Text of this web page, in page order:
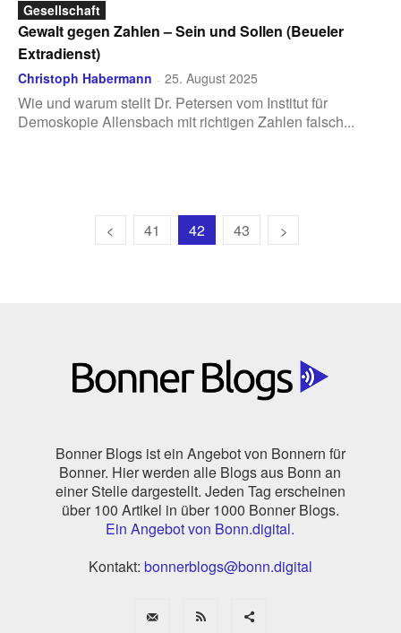
Gesellschaft
Gewalt gegen Zahlen – Sein und Sollen (Beueler
Extradienst)
Christoph Habermann - 25. August 2025
Wie und warum stellt Dr. Petersen vom Institut für
Demoskopie Allensbach mit richtigen Zahlen falsch...
41 42 43
Bonner Blogs ist ein Angebot von Bonnern für
Bonner. Hier werden alle Blogs aus Bonn an
einer Stelle dargestellt. Jeden Tag erscheinen
über 100 Artikel in über 1000 Bonner Blogs.
Ein Angebot von Bonn.digital.
Kontakt: bonnerblogs@bonn.digital